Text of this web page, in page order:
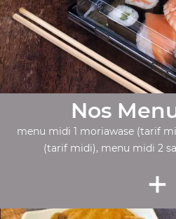
Nos
menu midi 1 moriawase (tarif
(tarif midi), menu midi 2
+